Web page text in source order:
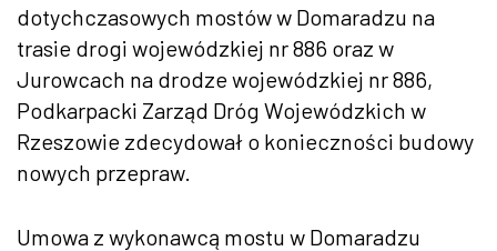
dotychczasowych mostów w Domaradzu na
trasie drogi wojewódzkiej nr 886 oraz w
Jurowcach na drodze wojewódzkiej nr 886,
Podkarpacki Zarząd Dróg Wojewódzkich w
Rzeszowie zdecydował o konieczności budowy
nowych przepraw.
Umowa z wykonawcą mostu w Domaradzu